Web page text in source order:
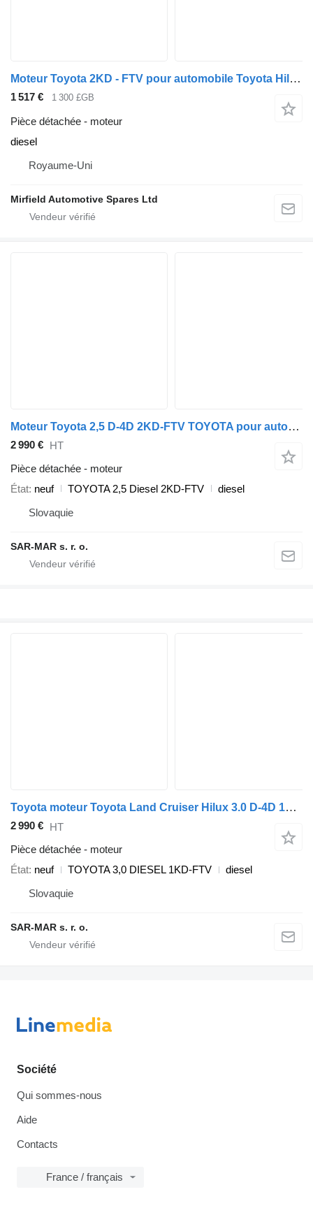
Moteur Toyota 2KD - FTV pour automobile Toyota Hilux Hiace Fortuner Innova Dyna Dutro
1 517 € 1 300 £GB
Pièce détachée - moteur
diesel
Royaume-Uni
Mirfield Automotive Spares Ltd
Moteur Toyota 2,5 D-4D 2KD-FTV TOYOTA pour automobile Toyota TOYOTA FORTUNER (KUN50, 60, RZN205, 215) 2,5 D-4D TOYOTA HILUX (N1, N2, N3) 2,5 D-4D TOYOTA HIACE (IV, V) 2,5 D-4D TOYOTA DYNA 2,5 D-4D
2 990 € HT
Pièce détachée - moteur
État neuf TOYOTA 2,5 Diesel 2KD-FTV
diesel
Slovaquie
SAR-MAR s. r. o.
Toyota moteur Toyota Land Cruiser Hilux 3.0 D-4D 1KD-FTV TOYOTA pour automobile Toyota TOYOTA LAND CRUISER 3,0 D-4D TOYOTA HILUX 3,0 D-4D TOYOTA FORTUNER 3,0 D-4D TOYOTA HIACE 3,0 D-4D TOYOTA DYNA 3,0 D-4D
2 990 € HT
Pièce détachée - moteur
État neuf TOYOTA 3,0 DIESEL 1KD-FTV
diesel
Slovaquie
SAR-MAR s. r. o.
Société
Qui sommes-nous
Aide
Contacts
France / français